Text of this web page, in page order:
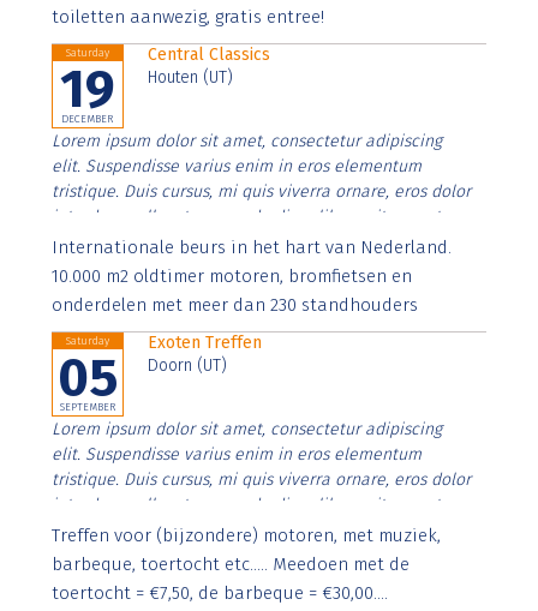
toiletten aanwezig, gratis entree!
Saturday
19
DECEMBER
Central Classics
Houten (UT)
Lorem ipsum dolor sit amet, consectetur adipiscing
elit. Suspendisse varius enim in eros elementum
tristique. Duis cursus, mi quis viverra ornare, eros dolor
interdum nulla, ut commodo diam libero vitae erat.
Aenean faucibus nibh et justo cursus id rutrum lorem
imperdiet. Nunc ut sem vitae risus tristique posuere.
Internationale beurs in het hart van Nederland.
10.000 m2 oldtimer motoren, bromfietsen en
onderdelen met meer dan 230 standhouders
Saturday
05
SEPTEMBER
Exoten Treffen
Doorn (UT)
Lorem ipsum dolor sit amet, consectetur adipiscing
elit. Suspendisse varius enim in eros elementum
tristique. Duis cursus, mi quis viverra ornare, eros dolor
interdum nulla, ut commodo diam libero vitae erat.
Aenean faucibus nibh et justo cursus id rutrum lorem
imperdiet. Nunc ut sem vitae risus tristique posuere.
Treffen voor (bijzondere) motoren, met muziek,
barbeque, toertocht etc..... Meedoen met de
toertocht = €7,50, de barbeque = €30,00....